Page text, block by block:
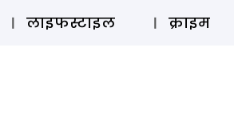
ऑडियो
लाइफस्टाइल क्राइम